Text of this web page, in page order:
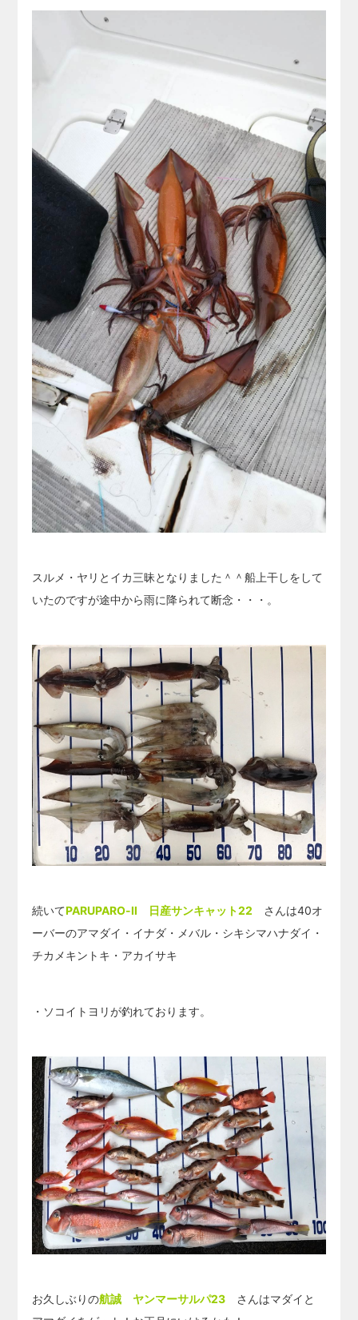
スルメ・ヤリとイカ三昧となりました＾＾船上干しをして
いたのですが途中から雨に降られて断念・・・。
続いてPARUPARO-Ⅱ 日産サンキャット22 さんは40オ
ーバーのアマダイ・イナダ・メバル・シキシマハナダイ・
チカメキントキ・アカイサキ
・ソコイトヨリが釣れております。
お久しぶりの航誠 ヤンマーサルパ23 さんはマダイと